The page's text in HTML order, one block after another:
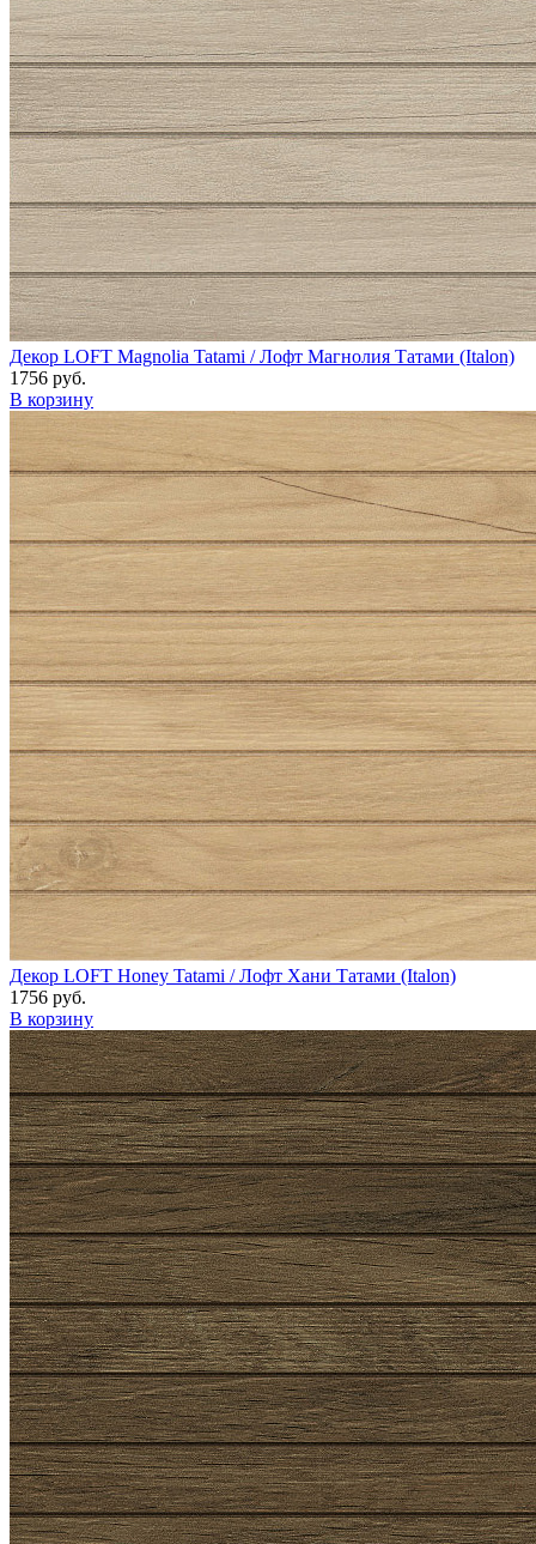
Декор LOFT Magnolia Tatami / Лофт Магнолия Татами (Italon)
1756 руб.
В корзину
Декор LOFT Honey Tatami / Лофт Хани Татами (Italon)
1756 руб.
В корзину